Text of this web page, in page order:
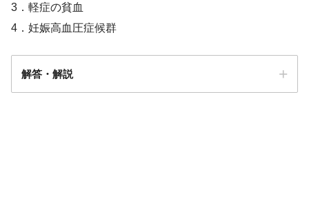
3．軽症の貧血
4．妊娠高血圧症候群
解答・解説